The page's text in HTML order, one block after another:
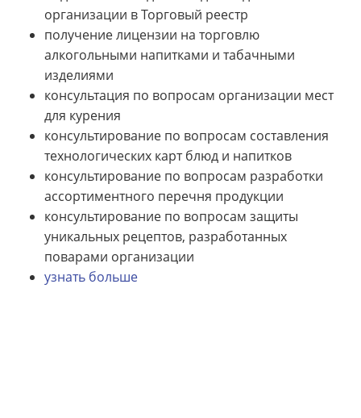
организации в Торговый реестр
получение лицензии на торговлю
алкогольными напитками и табачными
изделиями
консультация по вопросам организации мест
для курения
консультирование по вопросам составления
технологических карт блюд и напитков
консультирование по вопросам разработки
ассортиментного перечня продукции
консультирование по вопросам защиты
уникальных рецептов, разработанных
поварами организации
узнать больше